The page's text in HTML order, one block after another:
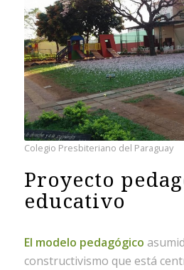
Colegio Presbiteriano del Paraguay
Proyecto
educativo
El modelo pedagógico
constructivismo que está